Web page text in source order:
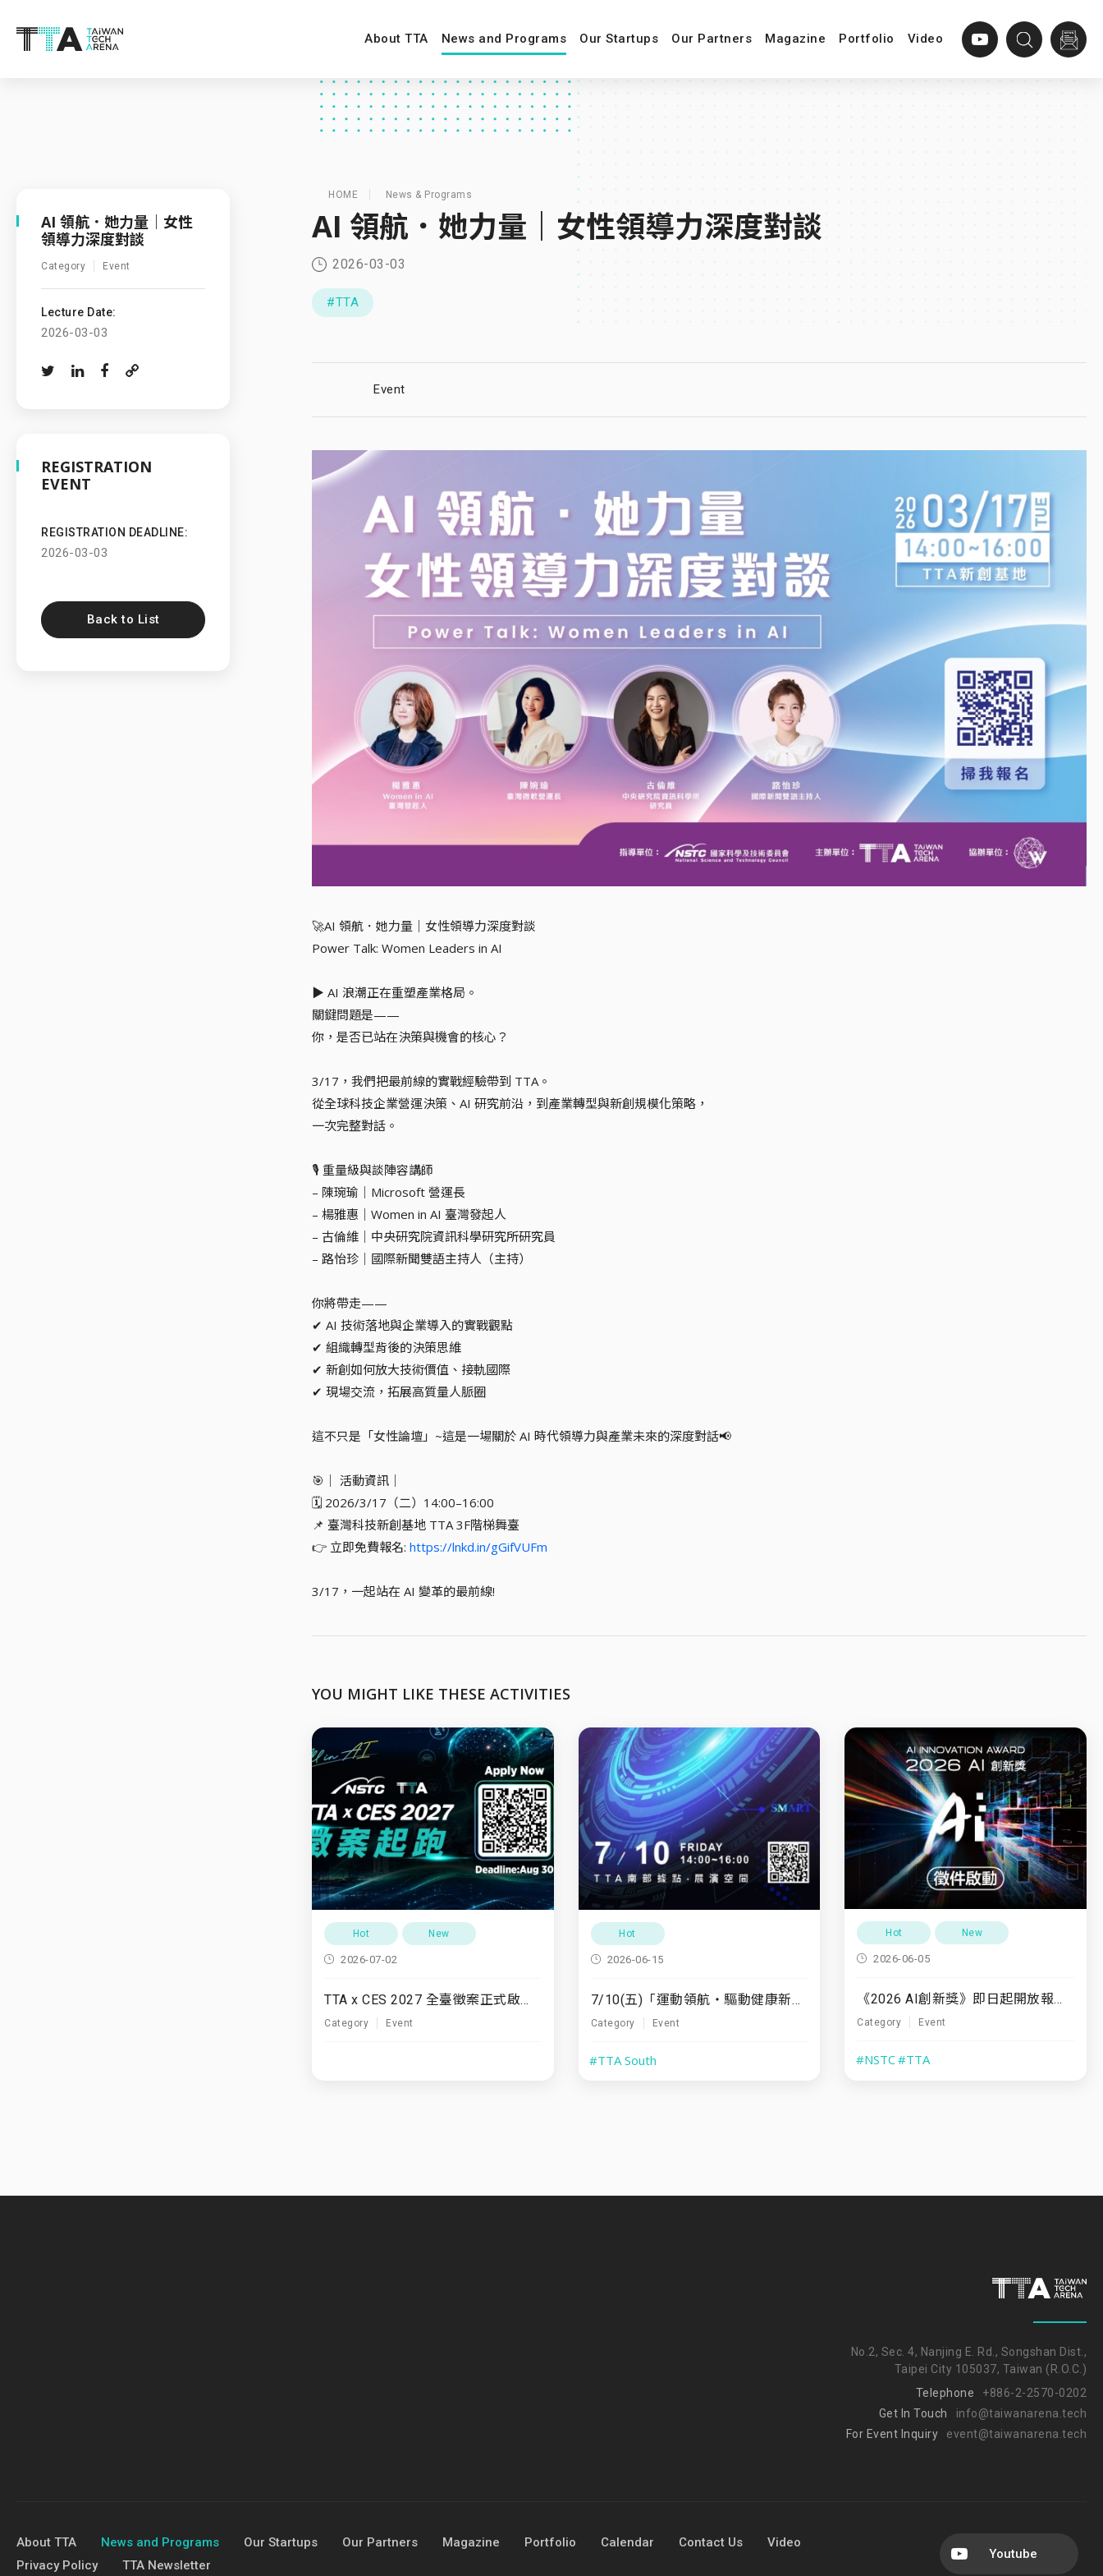
About TTA News and Programs Our Startups Our Partners Magazine Portfolio Video
AI 領航．她力量｜女性
領導力深度對談
Category Event
Lecture Date:
2026-03-03
REGISTRATION
EVENT
REGISTRATION DEADLINE:
2026-03-03
Back to List
HOME News & Programs
AI 領航．她力量｜女性領導力深度對談
2026-03-03
#TTA
Event
🚀AI 領航．她力量｜女性領導力深度對談
Power Talk: Women Leaders in AI
▶️ AI 浪潮正在重塑產業格局。
關鍵問題是——
你，是否已站在決策與機會的核心？
3/17，我們把最前線的實戰經驗帶到 TTA。
從全球科技企業營運決策、AI 研究前沿，到產業轉型與新創規模化策略，
一次完整對話。
🎙 重量級與談陣容講師
– 陳琬瑜｜Microsoft 營運長
– 楊雅惠｜Women in AI 臺灣發起人
– 古倫維｜中央研究院資訊科學研究所研究員
– 路怡珍｜國際新聞雙語主持人（主持）
你將帶走——
✔ AI 技術落地與企業導入的實戰觀點
✔ 組織轉型背後的決策思維
✔ 新創如何放大技術價值、接軌國際
✔ 現場交流，拓展高質量人脈圈
這不只是「女性論壇」~這是一場關於 AI 時代領導力與產業未來的深度對話📢
🎯｜ 活動資訊｜
🗓 2026/3/17（二）14:00–16:00
📌 臺灣科技新創基地 TTA 3F階梯舞臺
👉 立即免費報名: https://lnkd.in/gGifVUFm
3/17，一起站在 AI 變革的最前線!
YOU MIGHT LIKE THESE ACTIVITIES
Hot New
2026-07-02
TTA x CES 2027 全臺徵案正式啟動！
Category Event
Hot
2026-06-15
7/10(五)「運動領航・驅動健康新未來」
Category Event
#TTA South
Hot New
2026-06-05
《2026 AI創新獎》即日起開放報名至7/31
Category Event
#NSTC#TTA
No.2, Sec. 4, Nanjing E. Rd., Songshan Dist.,
Taipei City 105037, Taiwan (R.O.C.)
Telephone
+886-2-2570-0202
Get In Touch
info@taiwanarena.tech
For Event Inquiry
event@taiwanarena.tech
About TTA News and Programs Our Startups Our Partners Magazine Portfolio Calendar Contact Us
Video
Privacy Policy
TTA Newsletter
Youtube